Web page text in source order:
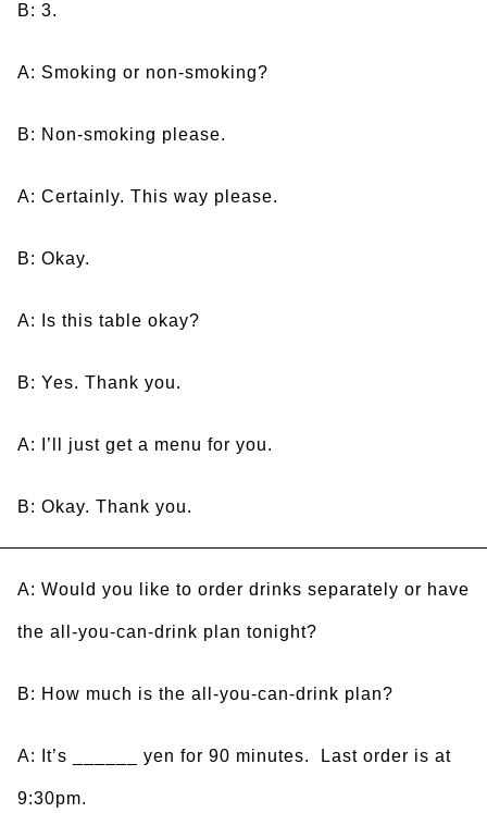
B: 3.
A: Smoking or non-smoking?
B: Non-smoking please.
A: Certainly. This way please.
B: Okay.
A: Is this table okay?
B: Yes. Thank you.
A: I’ll just get a menu for you.
B: Okay. Thank you.
A: Would you like to order drinks separately or have
the all-you-can-drink plan tonight?
B: How much is the all-you-can-drink plan?
A: It’s ______ yen for 90 minutes. Last order is at
9:30pm.